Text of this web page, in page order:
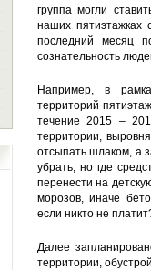
группа могли
наших пятиэтажках
последний
сознательность
Например, в
территорий
течение 2015 –
территории,
отсыпать шлаком, а
убрать, но где
перенести на
морозов, иначе
если никто не
Далее
территории,